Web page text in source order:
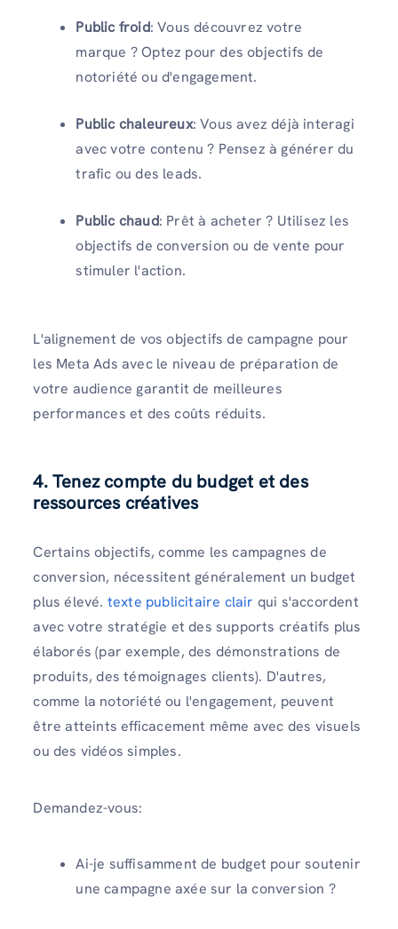
Public froid: Vous découvrez votre
marque ? Optez pour des objectifs de
notoriété ou d'engagement.
Public chaleureux: Vous avez déjà interagi
avec votre contenu ? Pensez à générer du
trafic ou des leads.
Public chaud: Prêt à acheter ? Utilisez les
objectifs de conversion ou de vente pour
stimuler l'action.
L'alignement de vos objectifs de campagne pour
les Meta Ads avec le niveau de préparation de
votre audience garantit de meilleures
performances et des coûts réduits.
4. Tenez compte du budget et des
ressources créatives
Certains objectifs, comme les campagnes de
conversion, nécessitent généralement un budget
plus élevé. texte publicitaire clair qui s'accordent
avec votre stratégie et des supports créatifs plus
élaborés (par exemple, des démonstrations de
produits, des témoignages clients). D'autres,
comme la notoriété ou l'engagement, peuvent
être atteints efficacement même avec des visuels
ou des vidéos simples.
Demandez-vous:
Ai-je suffisamment de budget pour soutenir
une campagne axée sur la conversion ?